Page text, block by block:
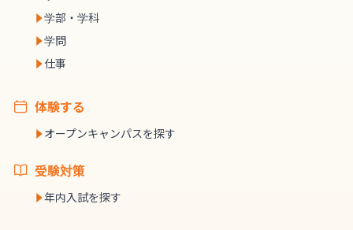
学部・学科
学問
仕事
体験する
オープンキャンパスを探す
受験対策
年内入試を探す